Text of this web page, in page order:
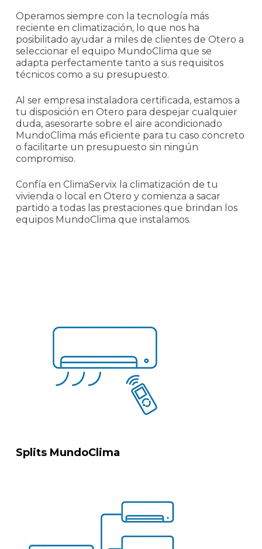
Operamos siempre con la tecnología más
reciente en climatización, lo que nos ha
posibilitado ayudar a miles de clientes de Otero a
seleccionar el equipo MundoClima que se
adapta perfectamente tanto a sus requisitos
técnicos como a su presupuesto.
Al ser empresa instaladora certificada, estamos a
tu disposición en Otero para despejar cualquier
duda, asesorarte sobre el aire acondicionado
MundoClima más eficiente para tu caso concreto
o facilitarte un presupuesto sin ningún
compromiso.
Confía en ClimaServix la climatización de tu
vivienda o local en Otero y comienza a sacar
partido a todas las prestaciones que brindan los
equipos MundoClima que instalamos.
Splits MundoClima